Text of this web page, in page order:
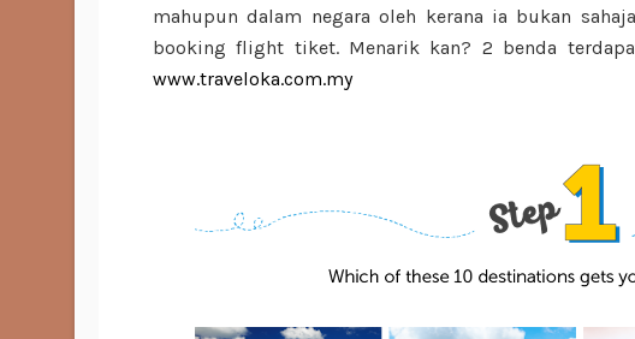
mahupun dalam negara oleh kerana ia bukan
booking flight tiket. Menarik kan? 2 benda
www.traveloka.com.my